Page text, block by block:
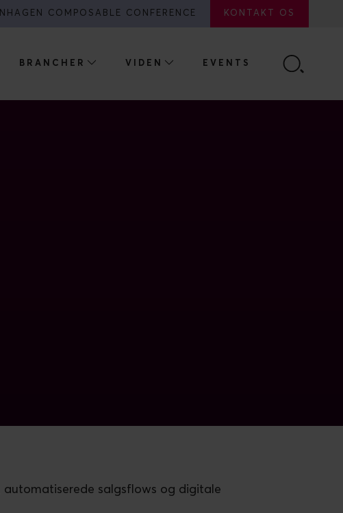
COMPOSABLE CONFERENCE KONTAKT OS
BRANCHER VIDEN EVENTS
automatiserede salgsflows og digitale